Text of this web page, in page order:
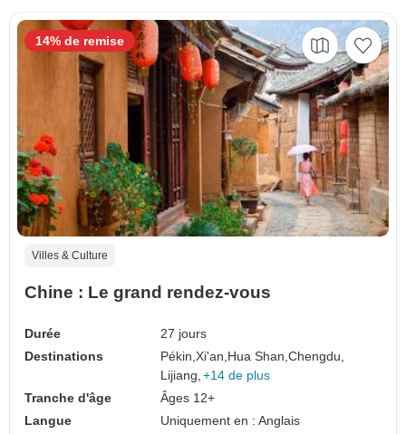
Villes & Culture
Chine : Le grand rendez-vous
Durée
27 jours
Destinations
Pékin,Xi'an, Hua Shan,Chengdu,
Lijiang, +14 de plus
Tranche d'âge
Âges 12+
Langue
Uniquement en : Anglais
14% de remise